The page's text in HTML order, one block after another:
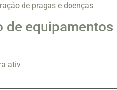
de pragas e doenças.
equipamentos
ativ